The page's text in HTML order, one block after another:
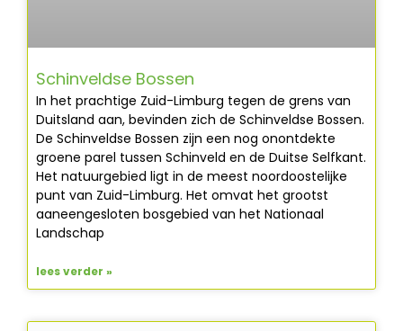
Schinveldse Bossen
In het prachtige Zuid-Limburg tegen de grens van
Duitsland aan, bevinden zich de Schinveldse Bossen.
De Schinveldse Bossen zijn een nog onontdekte
groene parel tussen Schinveld en de Duitse Selfkant.
Het natuurgebied ligt in de meest noordoostelijke
punt van Zuid-Limburg. Het omvat het grootst
aaneengesloten bosgebied van het Nationaal
Landschap
lees verder »